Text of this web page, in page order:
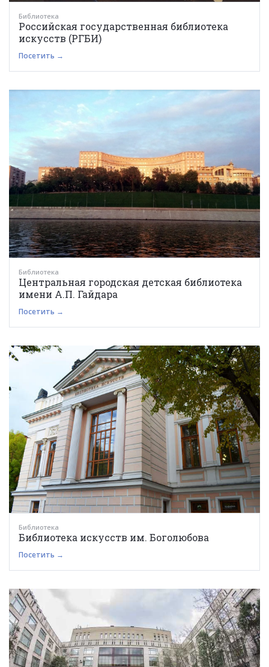
Библиотека
Российская государственная библиотека
искусств (РГБИ)
Посетить →
Библиотека
Центральная городская детская библиотека
имени А.П. Гайдара
Посетить →
Библиотека
Библиотека искусств им. Боголюбова
Посетить →